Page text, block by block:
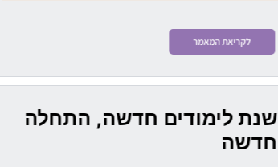
לקריאת המאמר
שנת לימודים חדשה, התחלה
חדשה